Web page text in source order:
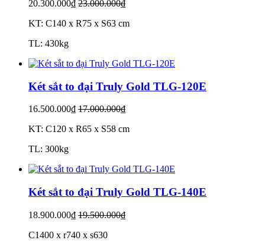
20.300.000₫ 23.000.000₫
KT: C140 x R75 x S63 cm
TL: 430kg
Két sắt to đại Truly Gold TLG-120E
16.500.000₫ 17.000.000₫
KT: C120 x R65 x S58 cm
TL: 300kg
Két sắt to đại Truly Gold TLG-140E
18.900.000₫ 19.500.000₫
C1400 x r740 x s630